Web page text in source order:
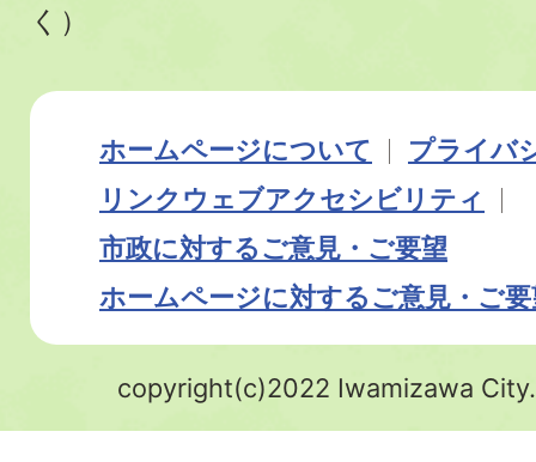
く）
ホームページについて
プライバ
リンク ウェブアクセシビリティ
市政に対するご意見・ご要望
ホームページに対するご意見・ご
copyright(c)2022 Iwamizawa